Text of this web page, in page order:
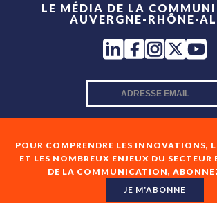
POUR COMPRENDRE LES INNOVATIONS,
ET LES NOMBREUX ENJEUX DU SECTEUR
DE LA COMMUNICATION,
JE M'ABONNE
LE MÉDIA DE LA
AUVERGNE-RHÔNE-
En cochant cette case, je consens à